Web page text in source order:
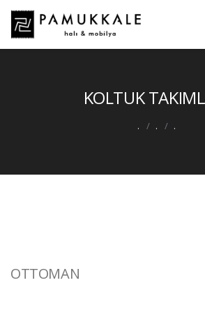
KOLTUK
. . .
OTTOMAN